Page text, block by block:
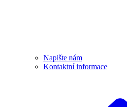
Napište nám
Kontaktní informace